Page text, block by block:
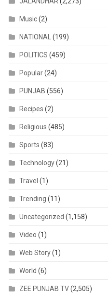
Music(2)
NATIONAL (199)
POLITICS (459)
Popular(24)
PUNJAB (556)
Recipes (2)
Religious (485)
Sports (83)
Technology(21)
Travel (1)
Trending (11)
Uncategorized (1,158)
Video (1)
Web Story(1)
World (6)
ZEE PUNJAB TV(2,505)